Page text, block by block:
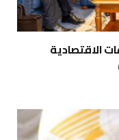
الاقتصادية